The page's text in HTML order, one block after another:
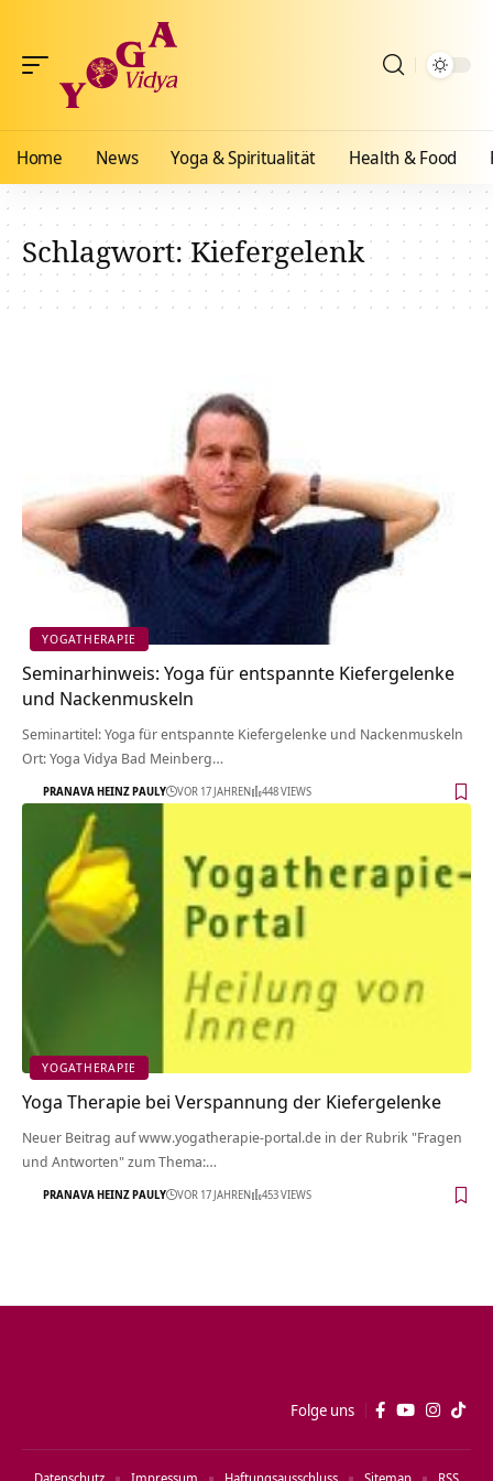
Home News Yoga & Spiritualität Health & Food
Schlagwort:Kiefergelenk
YOGATHERAPIE
Seminarhinweis: Yoga für entspannte Kiefergelenke
und Nackenmuskeln
Seminartitel: Yoga für entspannte Kiefergelenke und Nackenmuskeln
Ort: Yoga Vidya Bad Meinberg…
PRANAVA HEINZ PAULY VOR 17 JAHREN 448 VIEWS
YOGATHERAPIE
Yoga Therapie bei Verspannung der Kiefergelenke
Neuer Beitrag auf www.yogatherapie-portal.de in der Rubrik "Fragen
und Antworten" zum Thema:…
PRANAVA HEINZ PAULY VOR 17 JAHREN 453 VIEWS
Folge uns